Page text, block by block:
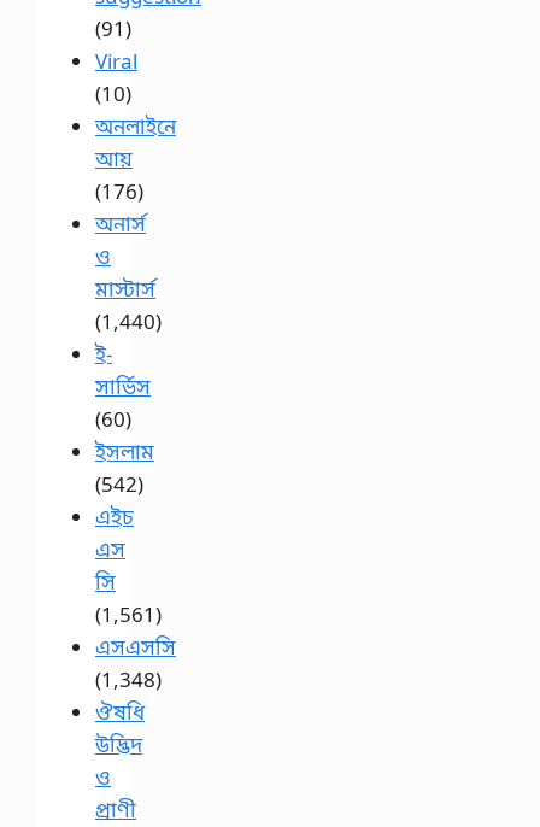
(91)
Viral
(10)
অনলাইনে
আয়
(176)
অনার্স
ও
মাস্টার্স
(1,440)
ই-
সার্ভিস
(60)
ইসলাম
(542)
এইচ
এস
সি
(1,561)
এসএসসি
(1,348)
ঔষধি
উদ্ভিদ
ও
প্রাণী